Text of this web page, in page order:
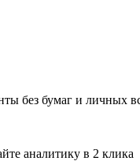
без бумаг и личных
аналитику в 2 клика